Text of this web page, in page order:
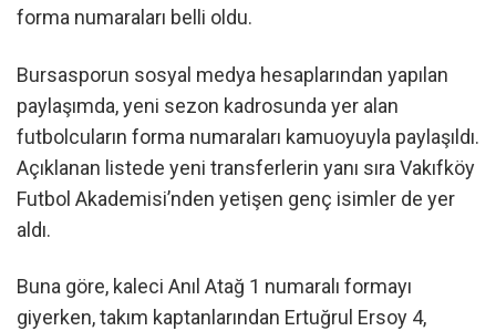
forma numaraları belli oldu.
Bursasporun sosyal medya hesaplarından yapılan
paylaşımda, yeni sezon kadrosunda yer alan
futbolcuların forma numaraları kamuoyuyla paylaşıldı.
Açıklanan listede yeni transferlerin yanı sıra Vakıfköy
Futbol Akademisi’nden yetişen genç isimler de yer
aldı.
Buna göre, kaleci Anıl Atağ 1 numaralı formayı
giyerken, takım kaptanlarından Ertuğrul Ersoy 4,